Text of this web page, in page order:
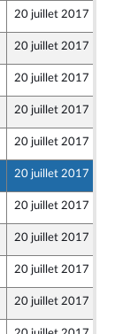
20 juillet 2017
20 juillet 2017
20 juillet 2017
20 juillet 2017
20 juillet 2017
20 juillet 2017
20 juillet 2017
20 juillet 2017
20 juillet 2017
20 juillet 2017